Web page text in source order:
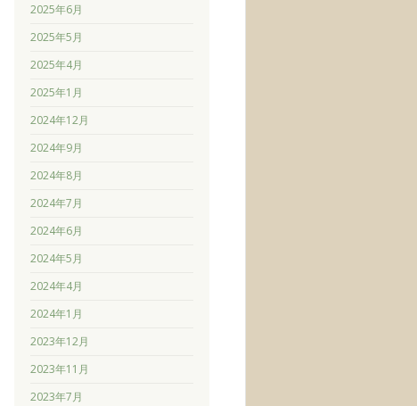
2025年6月
2025年5月
2025年4月
2025年1月
2024年12月
2024年9月
2024年8月
2024年7月
2024年6月
2024年5月
2024年4月
2024年1月
2023年12月
2023年11月
2023年7月